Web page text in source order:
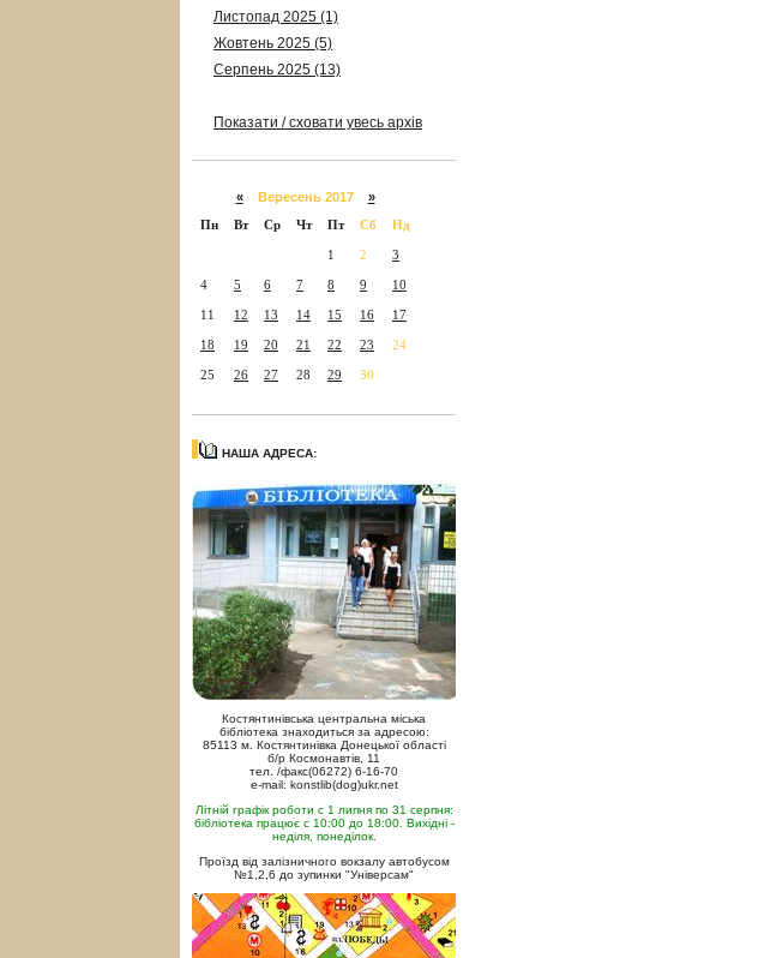
Листопад 2025 (1)
Жовтень 2025 (5)
Серпень 2025 (13)
Показати / сховати увесь архів
«Вересень 2017 »
Пн
Вт Ср Чт Пт Сб Нд
1 2 3
4 5 6 7 8 9 10
11 12 13 14 15 16 17
18 19 20 21 22 23 24
25 26 27 28 29 30
НАША АДРЕСА:
Костянтинівська центральна міська
бібліотека знаходиться за адресою:
85113 м. Костянтинівка Донецької області
б/р Космонавтів, 11
тел. /факс(06272) 6-16-70
e-mail: konstlib(dog)ukr.net
Літній графік роботи с 1 липня по 31 серпня:
бібліотека працює с 10:00 до 18:00. Вихідні -
неділя, понеділок.
Проїзд від залізничного вокзалу автобусом
№1,2,6 до зупинки "Універсам"